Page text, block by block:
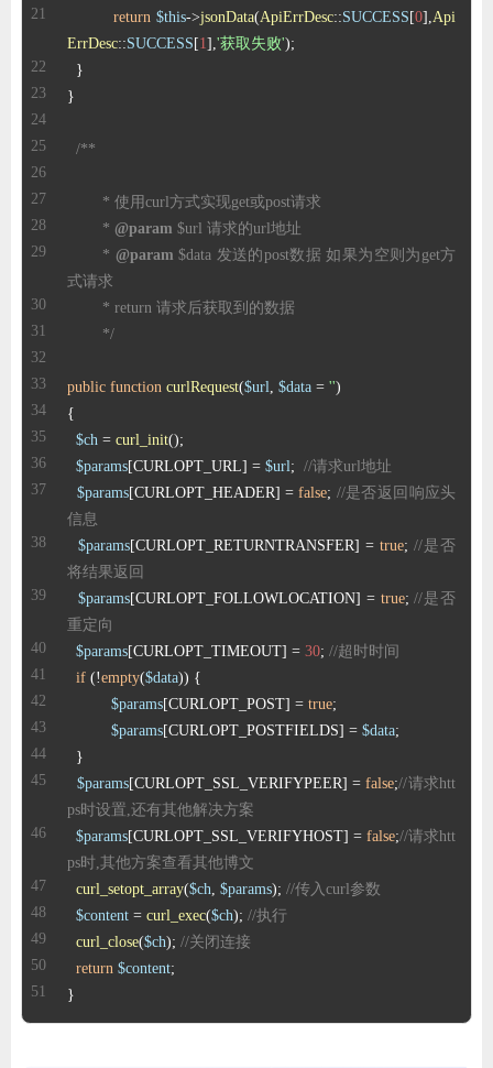
return $this->jsonData(ApiErrDesc::SUCCESS[0], Api
ErrDesc::SUCCESS[1], '获取失败'
	*
@param
	*
@param $data 发送的post数据 如果为空则为get方
	* return 请求后获取到的数据
	*/
public function curlRequest($url $data = ''
$ch = curl_init
$params[CURLOPT_URL] = $url; //请求url地址
$params[CURLOPT_HEADER] = false; //是否返回响应头
信息
$params[CURLOPT_RETURNTRANSFER] = true; //是否
将结果返回
$params[CURLOPT_FOLLOWLOCATION] = true; //是否
重定向
$params[CURLOPT_TIMEOUT] = 30; //超时时间
if (!empty($data
$params[CURLOPT_POST] = true
$params[CURLOPT_POSTFIELDS] = $data
$params[CURLOPT_SSL_VERIFYPEER] = false;//请求htt
ps时设置,还有其他解决方案
$params[CURLOPT_SSL_VERIFYHOST] = false;//请求htt
ps时,其他方案查看其他博文
curl_setopt_array($ch $params); //传入curl参数
$content = curl_exec($ch); //执行
curl_close($ch); //关闭连接
return $content
}